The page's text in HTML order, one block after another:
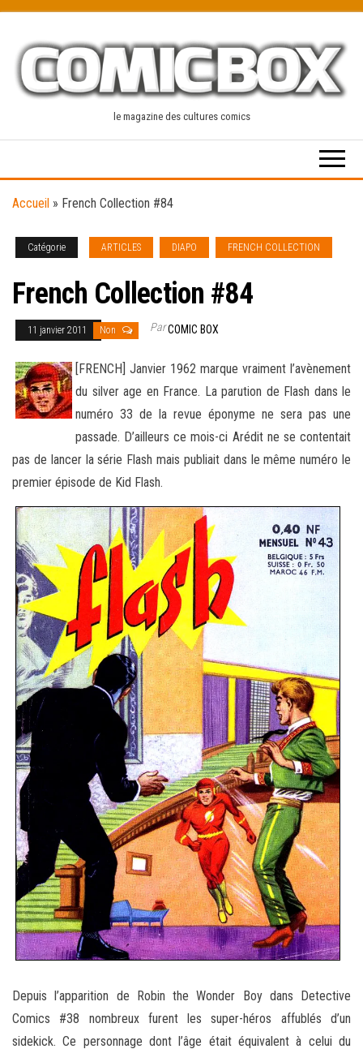
content
le magazine des cultures comics
Accueil » French Collection #84
Catégorie ARTICLES DIAPO FRENCH COLLECTION
French Collection #84
11 janvier 2011 Non ParCOMIC BOX
[FRENCH] Janvier 1962 marque vraiment l’avènement
du silver age en France. La parution de Flash dans le
numéro 33 de la revue éponyme ne sera pas une
passade. D’ailleurs ce mois-ci Arédit ne se contentait
pas de lancer la série Flash mais publiaitdans le même numéro le
premier épisode de Kid Flash.
Depuis l’apparition de Robin the Wonder Boy dans Detective
Comics #38 nombreux furent les super-héros affublés d’un
sidekick. Ce personnage dont l’âge était équivalent à celui du